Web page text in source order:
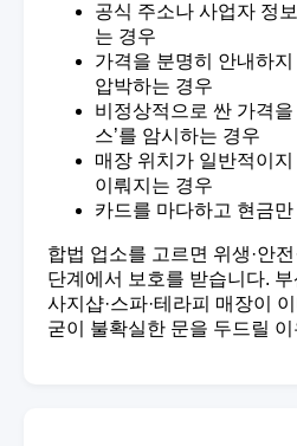
공식 주소나 사업자 정
는 경우
가격을 분명히 안내하
압박하는 경우
비정상적으로 싼 가격을
스’를 암시하는 경우
매장 위치가 일반적이
이뤄지는 경우
카드를 마다하고 현금
합법 업소를 고르면 위생·안
단계에서 보호를 받습니다.
사지샵·스파·테라피 매장이
굳이 불확실한 문을 두드릴